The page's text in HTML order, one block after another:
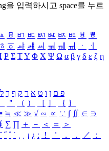
을 입력하시고 space를 누르
ㅱ ㅲ ㅳ ㅴ ㅵ ㅶ ㅷ ㅸ
ㅹ
ㆆ ㆇ ㆈ ㆉ ㆊ ㆋ ㆌ ㆍ
ㆎ
Ρ Σ ΤΥ Φ Χ Ψ Ω α β γ δ ε ζ η
פ ם ן ו ט א ר ק ף ך ל
＂ （ ） ［ ］ ｛ ｝
≒ ≪ ≫ √ ∽ ∝ ∵ ∫ ∬ ∈ ∋
∑ ∏ ＋ － ＜ ＝
＞
˘ ˝ ˚ ˙ ¸ ¡ ¿ ː ！ ＇ ， ． ／
：